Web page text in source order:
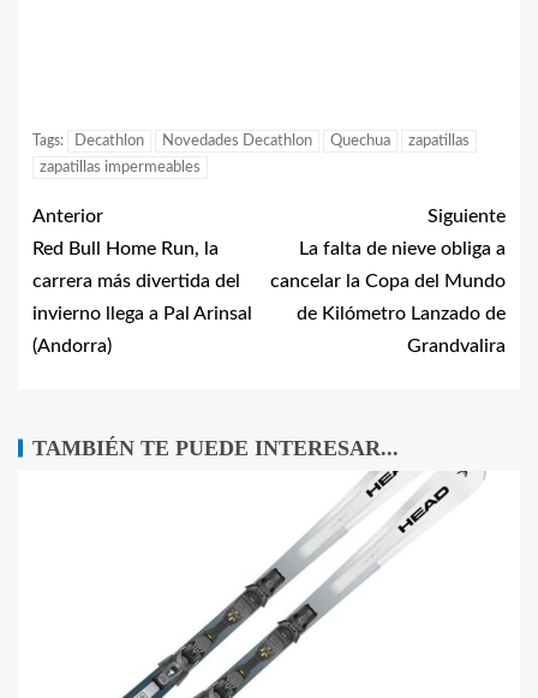
Tags: Decathlon Novedades Decathlon Quechua
zapatillas
zapatillas impermeables
Anterior
Red Bull Home Run, la
carrera más divertida del
invierno llega a Pal Arinsal
(Andorra)
Siguiente
La falta de nieve obliga a
cancelar la Copa del Mundo
de Kilómetro Lanzado de
Grandvalira
TAMBIÉN TE PUEDE INTERESAR...